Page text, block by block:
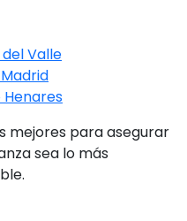
Valle
Henares
mejores para asegurar
sea lo más